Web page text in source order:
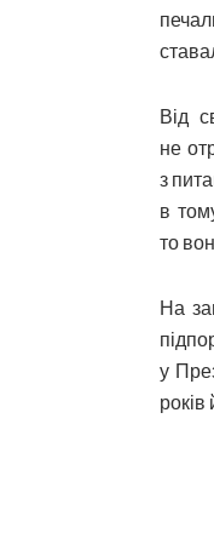
Від
не
з
в
то
На
у
років